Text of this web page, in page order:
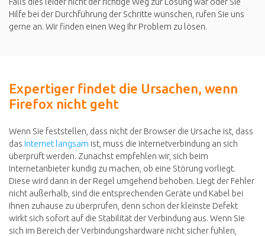
Falls dies leider nicht der richtige Weg zur Lösung war oder Sie
Hilfe bei der Durchführung der Schritte wünschen, rufen Sie uns
gerne an. Wir finden einen Weg Ihr Problem zu lösen.
Expertiger findet die Ursachen, wenn
Firefox nicht geht
Wenn Sie feststellen, dass nicht der Browser die Ursache ist, dass
das Internet langsam ist, muss die Internetverbindung an sich
überprüft werden. Zunächst empfehlen wir, sich beim
Internetanbieter kundig zu machen, ob eine Störung vorliegt.
Diese wird dann in der Regel umgehend behoben. Liegt der Fehler
nicht außerhalb, sind die entsprechenden Geräte und Kabel bei
Ihnen zuhause zu überprüfen, denn schon der kleinste Defekt
wirkt sich sofort auf die Stabilität der Verbindung aus. Wenn Sie
sich im Bereich der Verbindungshardware nicht sicher fühlen,